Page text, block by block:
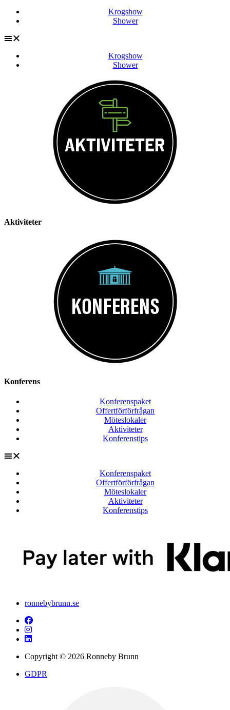
Krogshow
Shower
Krogshow
Shower
Aktiviteter
Konferens
Konferenspaket
Offertförförfrågan
Möteslokaler
Aktiviteter
Konferenstips
Konferenspaket
Offertförförfrågan
Möteslokaler
Aktiviteter
Konferenstips
ronnebybrunn.se
Copyright © 2026 Ronneby Brunn
GDPR